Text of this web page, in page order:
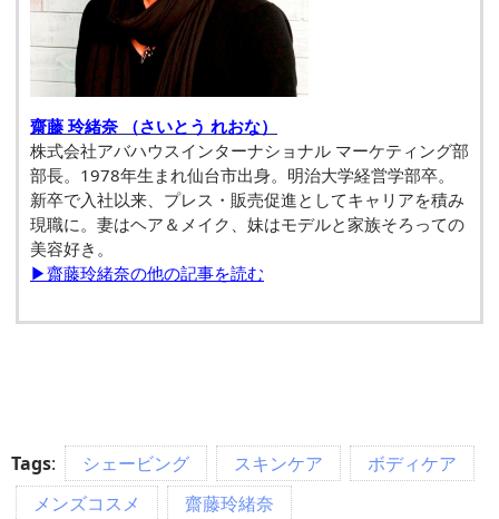
齋藤 玲緒奈 （さいとう れおな）
株式会社アバハウスインターナショナル マーケティング部
部長。1978年生まれ仙台市出身。明治大学経営学部卒。
新卒で入社以来、プレス・販売促進としてキャリアを積み
現職に。妻はヘア＆メイク、妹はモデルと家族そろっての
美容好き。
▶齋藤玲緒奈の他の記事を読む
Tags: シェービング スキンケア
ボディケア
メンズコスメ
齋藤玲緒奈